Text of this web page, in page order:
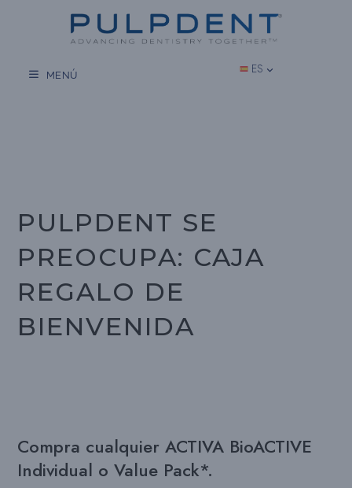
MENÚ ES
PULPDENT SE
PREOCUPA: CAJA
REGALO DE
BIENVENIDA
Compra cualquier ACTIVA BioACTIVE
Individual o Value Pack*.